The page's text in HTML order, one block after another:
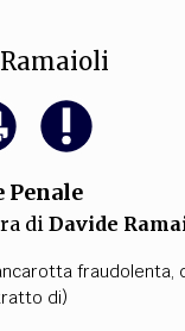
Penale
di Davide
fraudolenta,
di)